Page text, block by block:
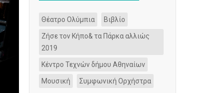
Θέατρο Ολύμπια Βιβλίο
Ζήσε τον Κήπο& τα Πάρκα αλλιώς
2019
Κέντρο Τεχνών δήμου Αθηναίων
Μουσική Συμφωνική Ορχήστρα